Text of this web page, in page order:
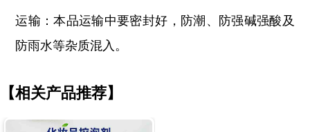
运输：本品运输中要密封好，防潮、防强碱强酸及
防雨水等杂质混入。
【相关产品推荐】